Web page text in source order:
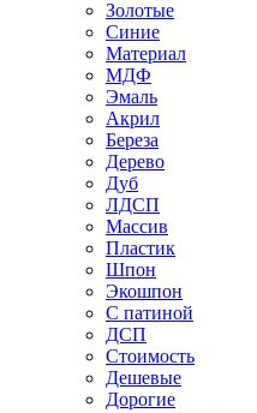
Золотые
Синие
Материал
МДФ
Эмаль
Акрил
Береза
Дерево
Дуб
ЛДСП
Массив
Пластик
Шпон
Экошпон
С патиной
ДСП
Стоимость
Дешевые
Дорогие